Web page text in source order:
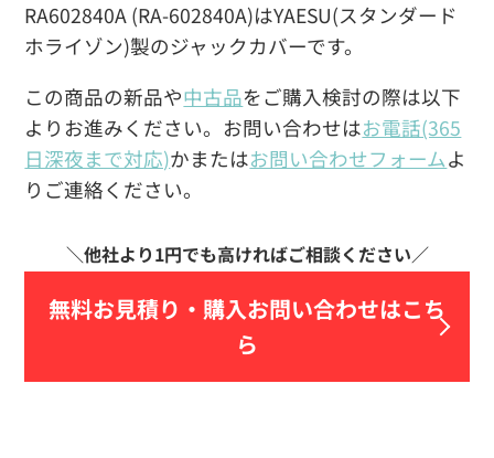
RA602840A (RA-602840A)はYAESU(スタンダード
ホライゾン)製のジャックカバーです。
この商品の新品や中古品をご購入検討の際は以下
よりお進みください。お問い合わせはお電話(365
日深夜まで対応)かまたはお問い合わせフォームよ
りご連絡ください。
無料お見積り・ 購入お問い合わせはこち
ら